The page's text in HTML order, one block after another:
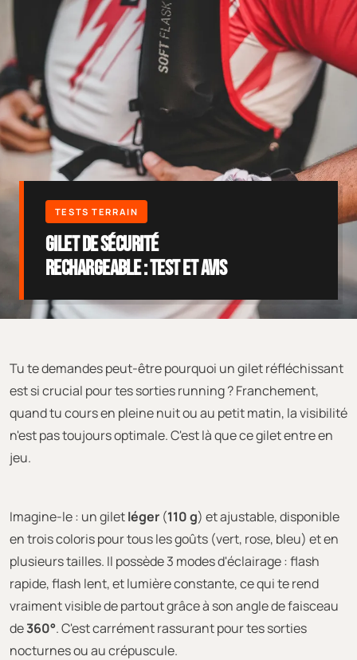
Gilet de sécurité
rechargeable : test et avis
Tu te demandes peut-être pourquoi un gilet réfléchissant
est si crucial pour tes sorties running ? Franchement,
quand tu cours en pleine nuit ou au petit matin, la visibilité
n'est pas toujours optimale. C'est là que ce gilet entre en
jeu.
Imagine-le : un giletléger (110 g) et ajustable, disponible
en trois coloris pour tous les goûts (vert, rose, bleu) et en
plusieurs tailles. Il possède 3 modes d'éclairage : flash
rapide, flash lent, et lumière constante, ce qui te rend
vraiment visible de partout grâce à son angle de faisceau
de360°. C'est carrément rassurant pour tes sorties
nocturnes ou au crépuscule.